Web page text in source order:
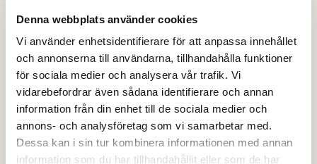
Denna webbplats använder cookies
Vi använder enhetsidentifierare för att anpassa innehållet
och annonserna till användarna, tillhandahålla funktioner
för sociala medier och analysera vår trafik. Vi
vidarebefordrar även sådana identifierare och annan
information från din enhet till de sociala medier och
annons- och analysföretag som vi samarbetar med.
Dessa kan i sin tur kombinera informationen med annan
information som du har tillhandahållit eller som de har
Hur ska vinterväder riskbedömas?